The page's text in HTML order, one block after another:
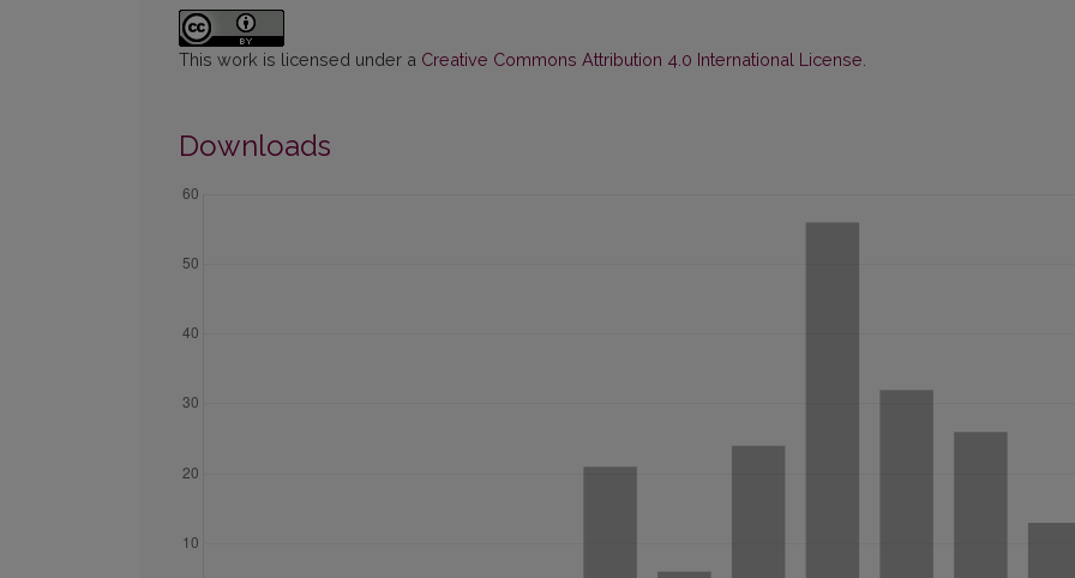
This work is licensed under a Creative Commons Attribution 4.0 International License
Downloads